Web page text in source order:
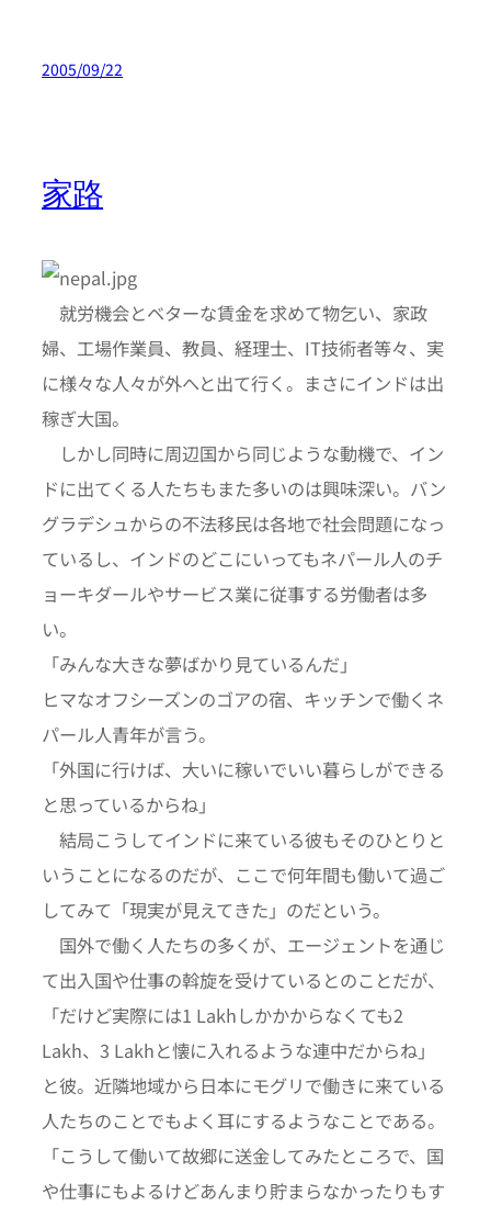
2005/09/22
家路
就労機会とベターな賃金を求めて物乞い、家政
婦、工場作業員、教員、経理士、IT技術者等々、実
に様々な人々が外へと出て行く。まさにインドは出
稼ぎ大国。
しかし同時に周辺国から同じような動機で、イン
ドに出てくる人たちもまた多いのは興味深い。バン
グラデシュからの不法移民は各地で社会問題になっ
ているし、インドのどこにいってもネパール人のチ
ョーキダールやサービス業に従事する労働者は多
い。
「みんな大きな夢ばかり見ているんだ」
ヒマなオフシーズンのゴアの宿、キッチンで働くネ
パール人青年が言う。
「外国に行けば、大いに稼いでいい暮らしができる
と思っているからね」
結局こうしてインドに来ている彼もそのひとりと
いうことになるのだが、ここで何年間も働いて過ご
してみて「現実が見えてきた」のだという。
国外で働く人たちの多くが、エージェントを通じ
て出入国や仕事の斡旋を受けているとのことだが、
「だけど実際には1 Lakhしかかからなくても2
Lakh、3 Lakhと懐に入れるような連中だからね」
と彼。近隣地域から日本にモグリで働きに来ている
人たちのことでもよく耳にするようなことである。
「こうして働いて故郷に送金してみたところで、国
や仕事にもよるけどあんまり貯まらなかったりもす